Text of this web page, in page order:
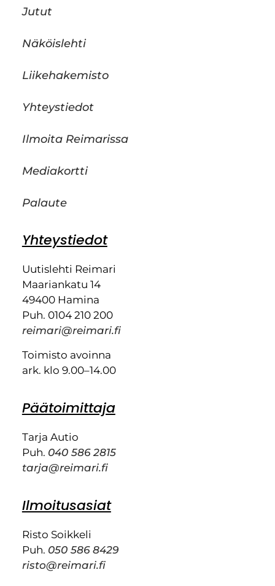
Jutut
Näköislehti
Liikehakemisto
Yhteystiedot
Ilmoita Reimarissa
Mediakortti
Palaute
Yhteystiedot
Uutislehti Reimari
Maariankatu 14
49400 Hamina
Puh. 0104 210 200
reimari@reimari.fi
Toimisto avoinna
ark. klo 9.00–14.00
Päätoimittaja
Tarja Autio
Puh. 040 586 2815
tarja@reimari.fi
Ilmoitusasiat
Risto Soikkeli
Puh. 050 586 8429
risto@reimari.fi